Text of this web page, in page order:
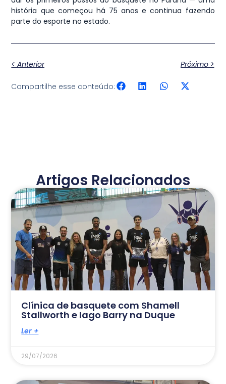
história que começou há 75 anos e continua fazendo
parte do esporte no estado.
< Anterior Próximo >
Compartilhe esse conteúdo:
Artigos Relacionados
Clínica de basquete com Shamell
Stallworth e Iago Barry na Duque
Ler +
29/07/2026